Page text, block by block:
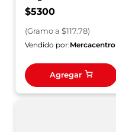
$5300
(Gramoa $117.78)
Vendido por:Mercacentro
Agregar